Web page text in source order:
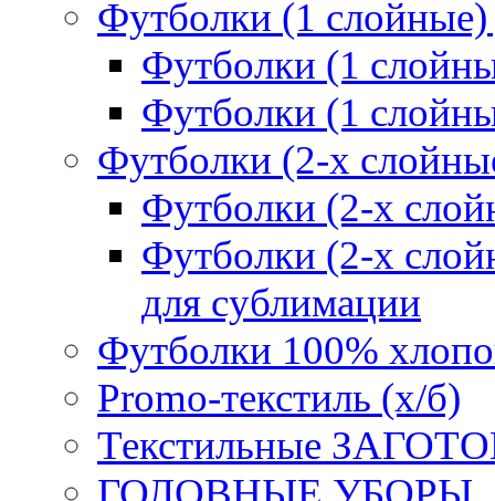
Футболки (1
Футболки (1
Футболки (1
Футболки (2-х
Футболки (2-х
Футболки (2-х
для сублимации
Футболки 100%
Promo-текстиль (х/б)
Текстильные